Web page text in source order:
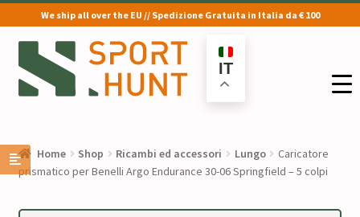
We ship all over the EU // Spedizione Gratuita in Italia da € 100
Vai
alla
navigazione
Vai
al
contenuto
IT
Home Shop Ricambi ed accessori Lungo
Caricatore
prismatico per Benelli Argo Endurance 30-06 Springfield – 5 colpi